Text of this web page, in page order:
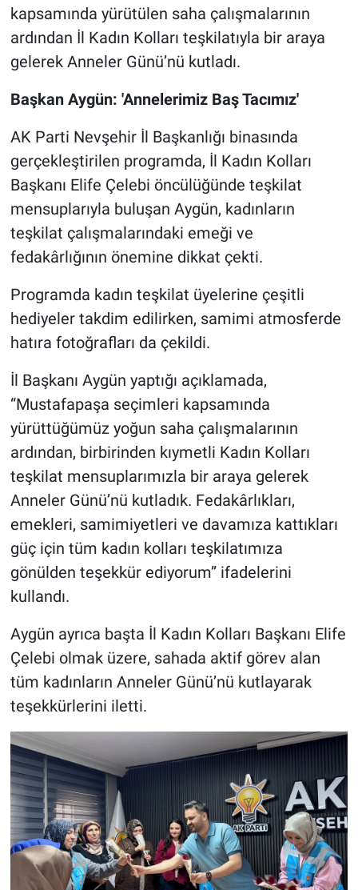
kapsamında yürütülen saha çalışmalarının
ardından İl Kadın Kolları teşkilatıyla bir araya
gelerek Anneler Günü’nü kutladı.
Başkan Aygün: 'Annelerimiz Baş Tacımız'
AK Parti Nevşehir İl Başkanlığı binasında
gerçekleştirilen programda, İl Kadın Kolları
Başkanı Elife Çelebi öncülüğünde teşkilat
mensuplarıyla buluşan Aygün, kadınların
teşkilat çalışmalarındaki emeği ve
fedakârlığının önemine dikkat çekti.
Programda kadın teşkilat üyelerine çeşitli
hediyeler takdim edilirken, samimi atmosferde
hatıra fotoğrafları da çekildi.
İl Başkanı Aygün yaptığı açıklamada,
“Mustafapaşa seçimleri kapsamında
yürüttüğümüz yoğun saha çalışmalarının
ardından, birbirinden kıymetli Kadın Kolları
teşkilat mensuplarımızla bir araya gelerek
Anneler Günü’nü kutladık. Fedakârlıkları,
emekleri, samimiyetleri ve davamıza kattıkları
güç için tüm kadın kolları teşkilatımıza
gönülden teşekkür ediyorum” ifadelerini
kullandı.
Aygün ayrıca başta İl Kadın Kolları Başkanı Elife
Çelebi olmak üzere, sahada aktif görev alan
tüm kadınların Anneler Günü’nü kutlayarak
teşekkürlerini iletti.
Niğde
Aksaray
Kırşehir
Genel
Asayiş
Politika
Magazin
Çevre
Haberde İnsan